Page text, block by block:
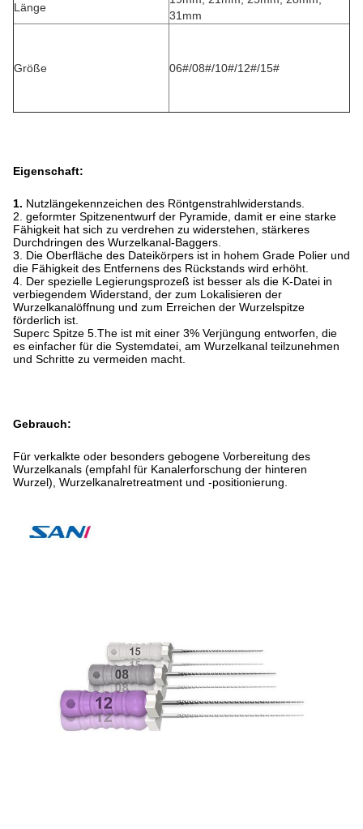
Länge
31mm
Größe 06#/08#/10#/12#/15#
Eigenschaft:
1. Nutzlängekennzeichen des Röntgenstrahlwiderstands.
2. geformter Spitzenentwurf der Pyramide, damit er eine starke
Fähigkeit hat sich zu verdrehen zu widerstehen, stärkeres
Durchdringen des Wurzelkanal-Baggers.
3. Die Oberfläche des Dateikörpers ist in hohem Grade Polier und
die Fähigkeit des Entfernens des Rückstands wird erhöht.
4. Der spezielle Legierungsprozeß ist besser als die K-Datei in
verbiegendem Widerstand, der zum Lokalisieren der
Wurzelkanalöffnung und zum Erreichen der Wurzelspitze
förderlich ist.
Superc Spitze 5.The ist mit einer 3% Verjüngung entworfen, die
es einfacher für die Systemdatei, am Wurzelkanal teilzunehmen
und Schritte zu vermeiden macht.
Gebrauch:
Für verkalkte oder besonders gebogene Vorbereitung des
Wurzelkanals (empfahl für Kanalerforschung der hinteren
Wurzel), Wurzelkanalretreatment und -positionierung.